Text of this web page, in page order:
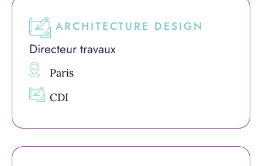
ARCHITECTURE DESIGN
Directeur travaux
Paris
CDI